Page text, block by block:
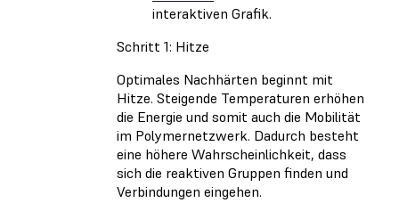
interaktiven Grafik.
Schritt 1: Hitze
Optimales Nachhärten beginnt mit
Hitze. Steigende Temperaturen erhöhen
die Energie und somit auch die Mobilität
im Polymernetzwerk. Dadurch besteht
eine höhere Wahrscheinlichkeit, dass
sich die reaktiven Gruppen finden und
Verbindungen eingehen.